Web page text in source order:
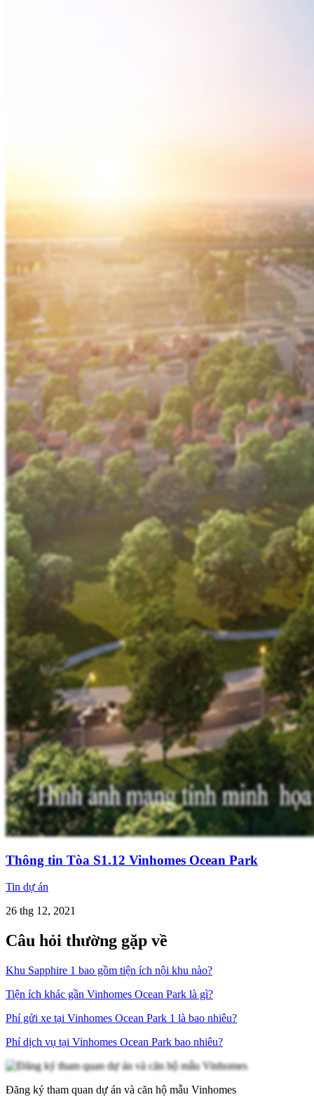
Thông tin Tòa S1.12 Vinhomes Ocean Park
Tin dự án
26 thg 12, 2021
Câu hỏi thường gặp về
Khu Sapphire 1 bao gồm tiện ích nội khu nào?
Tiện ích khác gần Vinhomes Ocean Park là gì?
Phí gửi xe tại Vinhomes Ocean Park 1 là bao nhiêu?
Phí dịch vụ tại Vinhomes Ocean Park bao nhiêu?
Đăng ký tham quan dự án và căn hộ mẫu Vinhomes